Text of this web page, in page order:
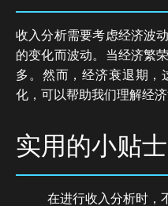
收入分析需要考虑经济波
的变化而波动。当经济繁
多。然而，经济衰退期，
化，可以帮助我们理解经
实用的小贴
在进行收入分析时，